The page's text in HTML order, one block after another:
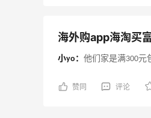
海外购app海淘买
小yo： 他们家是满300元
赞同 评论